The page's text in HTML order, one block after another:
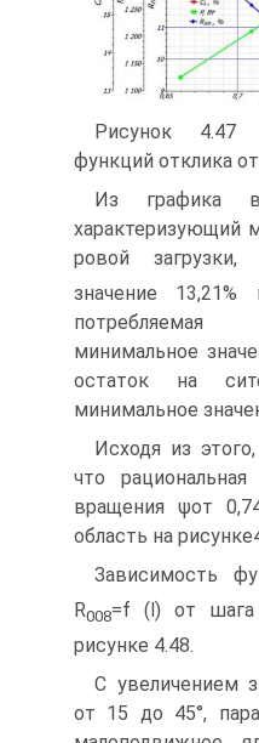
Рисунок 4.47
функций отклика
Из графика
характеризующий
ровой загрузки,
значение
минимальное
остаток на
минимальное
Исходя из
что рациональная
вращения ψот
область на
Зависимость
R008=f (l) от шага
рисунке 4.48.
С увеличением
от 15 до 45°,